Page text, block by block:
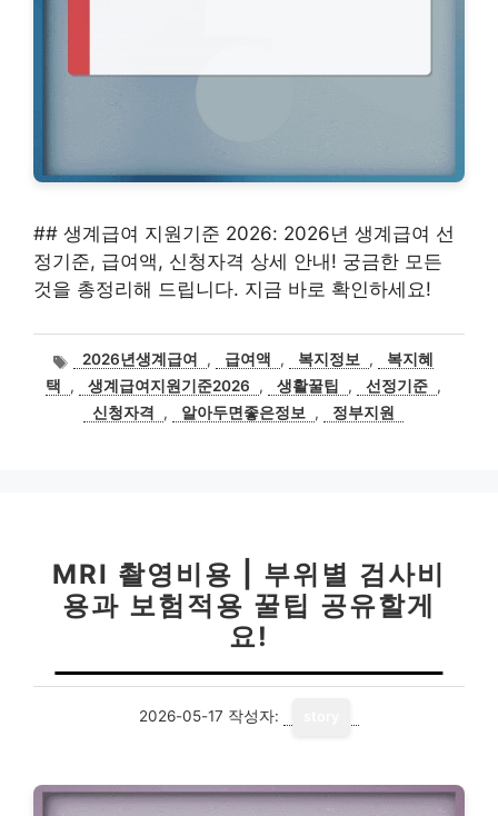
## 생계급여 지원기준 2026: 2026년 생계급여 선
정기준, 급여액, 신청자격 상세 안내! 궁금한 모든
것을 총정리해 드립니다. 지금 바로 확인하세요!
태2026년생계급여 , 급여액 , 복지정보 ,
복지혜
택
, 생계급여지원기준2026 , 생활꿀팁 , 선정기준 ,
신청자격
, 알아두면좋은정보 , 정부지원
MRI 촬영비용 | 부위별 검사비
용과 보험적용 꿀팁 공유할게
요!
2026-05-17 작성자: